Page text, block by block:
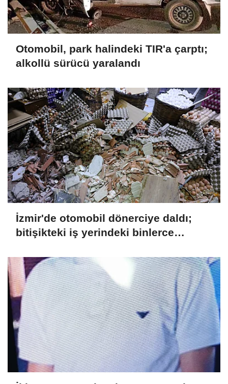
Otomobil, park halindeki TIR'a çarptı;
alkollü sürücü yaralandı
İzmir'de otomobil dönerciye daldı;
bitişikteki iş yerindeki binlerce